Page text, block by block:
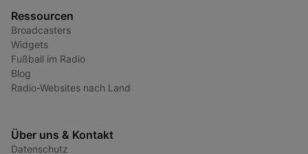
Ressourcen
Broadcasters
Widgets
Fußball im Radio
Blog
Radio-Websites nach Land
Über uns & Kontakt
Datenschutz